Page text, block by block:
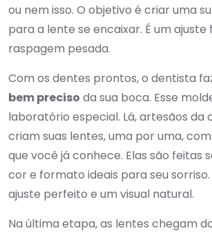
ou nem isso. O objetivo é criar uma
para a lente se encaixar. É um ajuste
raspagem pesada.
Com os dentes prontos, o dentista
bem preciso da sua boca. Esse
laboratório especial. Lá, artesãos da
criam suas lentes, uma por uma,
que você já conhece. Elas são feitas
cor e formato ideais para seu
ajuste perfeito e um visual natural.
Na última etapa, as lentes chegam